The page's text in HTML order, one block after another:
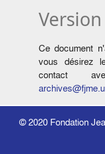
Ce document
vous désirez
contact
© 2020 Fondation